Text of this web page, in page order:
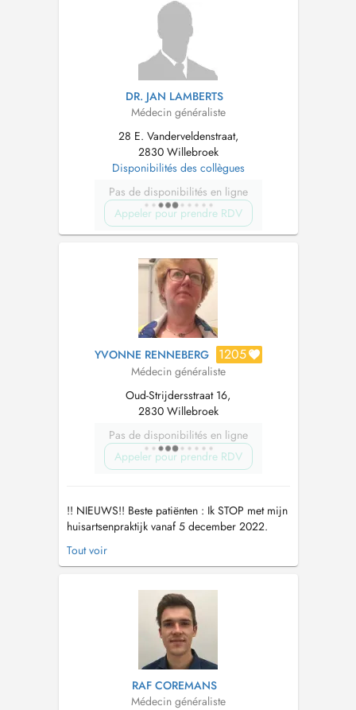
DR. JAN LAMBERTS
Médecin généraliste
28 E. Vanderveldenstraat,
2830 Willebroek
Disponibilités des collègues
Pas de disponibilités en ligne
Appeler pour prendre RDV
YVONNE RENNEBERG 1205
Médecin généraliste
Oud-Strijdersstraat 16,
2830 Willebroek
Pas de disponibilités en ligne
Appeler pour prendre RDV
!! NIEUWS!! Beste patiënten : Ik STOP met mijn
huisartsenpraktijk vanaf 5 december 2022.
vertrouwen! Het was fijn er voor jullie te mogen
hebben , laat het mij weten via sms dan stuur ik
jullie dossiers naa...
Tout voir
RAF COREMANS
Médecin généraliste